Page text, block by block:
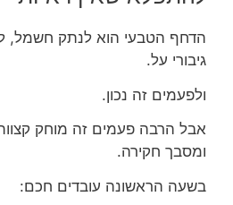
הדחף הטבעי הוא לנתק חשמל,
גיבורי על.
ולפעמים זה נכון.
אבל הרבה פעמים זה מוחק
ומסבך חקירה.
בשעה הראשונה עובדים חכם: